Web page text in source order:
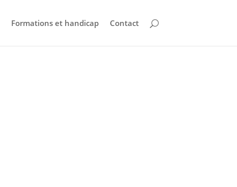
Formations et handicap Contact